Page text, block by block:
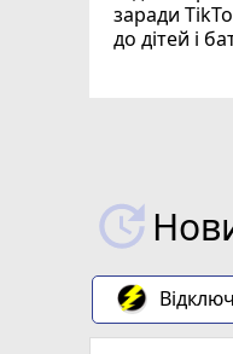
заради
до дітей і